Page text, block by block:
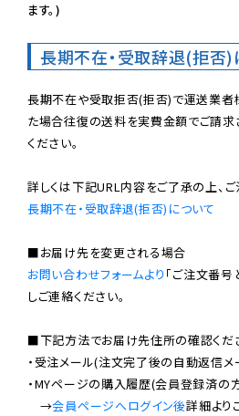
ます。)
長期不在・受取辞退(拒否)
長期不在や受取拒否(拒否)で運送業者
た場合往復の送料を実費金額でご請求
ください。
長期不在・受取辞退(拒否)について
お問い合わせフォームより 「ご注文番号
しご連絡ください。
■下記方法でお届け先住所の確認くだ
・受注メール(注文完了後の自動返信メ
・MYページの購入履歴(会員登録済の
→会員ページへログイン後詳細より